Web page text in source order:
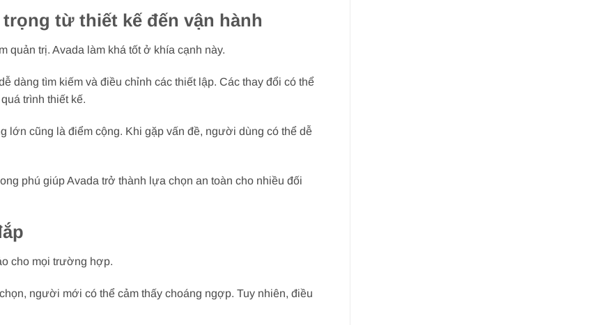
từ thiết kế đến vận hành
quản trị. Avada làm khá tốt ở khía cạnh này.
dàng tìm kiếm và điều chỉnh các thiết lập. Các thay đổi có thể
trình thiết kế.
cũng là điểm cộng. Khi gặp vấn đề, người dùng có thể dễ
phú giúp Avada trở thành lựa chọn an toàn cho nhiều đối
cho mọi trường hợp.
người mới có thể cảm thấy choáng ngợp. Tuy nhiên, điều